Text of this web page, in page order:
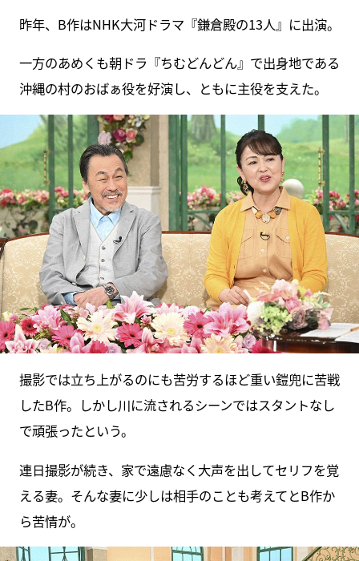
昨年、B作はNHK大河ドラマ『鎌倉殿の13人』に出演。
一方のあめくも朝ドラ『ちむどんどん』で出身地である
沖縄の村のおばぁ役を好演し、ともに主役を支えた。
撮影では立ち上がるのにも苦労するほど重い鎧兜に苦戦
したB作。しかし川に流されるシーンではスタントなし
で頑張ったという。
連日撮影が続き、家で遠慮なく大声を出してセリフを覚
える妻。そんな妻に少しは相手のことも考えてとB作か
ら苦情が。